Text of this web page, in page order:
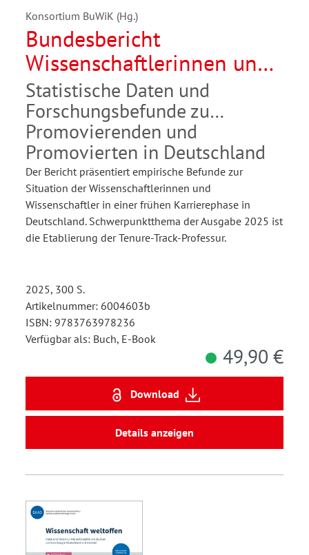
Konsortium BuWiK (Hg.)
Bundesbericht
Wissenschaftlerinnen und
Wissenschaftler in einer
frühen Karrierephase 2025
Statistische Daten und
Forschungsbefunde zu
Promovierenden und
Promovierten in Deutschland
Der Bericht präsentiert empirische Befunde zur
Situation der Wissenschaftlerinnen und
Wissenschaftler in einer frühen Karrierephase in
Deutschland. Schwerpunktthema der Ausgabe 2025 ist
die Etablierung der Tenure-Track-Professur.
2025, 300 S.
Artikelnummer: 6004603b
ISBN: 9783763978236
Verfügbar als: Buch, E-Book
49,90 €
Download
Details anzeigen